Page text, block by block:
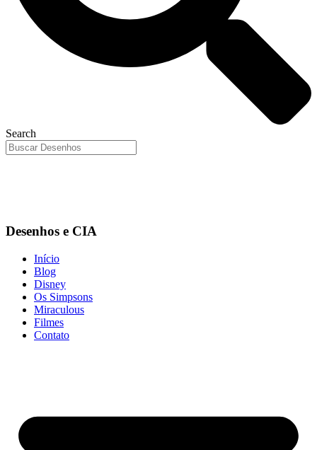
Search
Desenhos e CIA
Início
Blog
Disney
Os Simpsons
Miraculous
Filmes
Contato